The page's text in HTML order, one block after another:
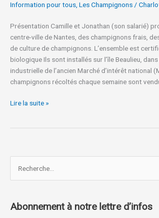
Information pour tous Les Champignons /
Présentation Camille et Jonathan (son salarié)
centre-ville de Nantes, des champignons frais,
de culture de champignons. L’ensemble est
biologique Ils sont installés sur l’île Beaulieu,
industrielle de l’ancien Marché d’intérêt national
champignons récoltés chaque semaine sont
Urbain
Lire la suite »
h
Abonnement à notre lettre d’infos